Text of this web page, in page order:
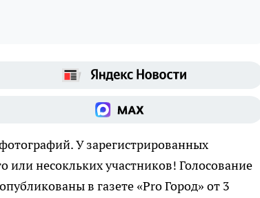
У зарегистрированных
или несокльких участников! Голосование
в газете «Pro Город» от 3